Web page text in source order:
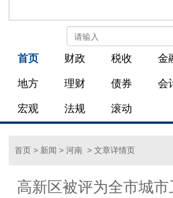
首页 财政 税收 金
地方 理财 债券 会
宏观 法规 滚动
首页 > 新闻 > 河南 > 文章详情页
高新区被评为全市城